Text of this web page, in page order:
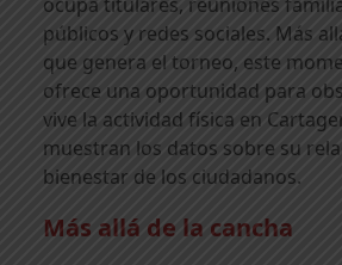
ocupa titulares, reuniones
públicos y redes sociales. Más
que genera el torneo, este
ofrece una oportunidad para
vive la actividad física en
muestran los datos sobre su
bienestar de los ciudadanos.
Más allá de la cancha